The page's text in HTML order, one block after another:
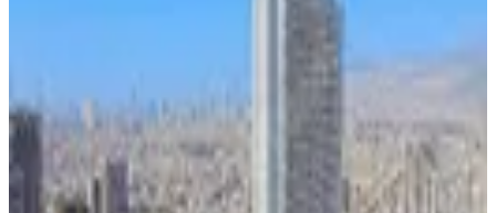
Bornova, Yeşilova Mahallesi
06.08.2026
40.000 ₺
Remax Jolly ÜMİT BİRKAN